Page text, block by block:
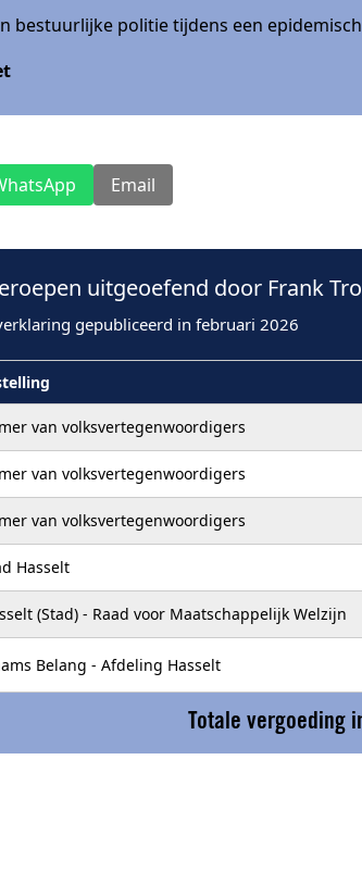
bestuurlijke politie tijdens een
Email
uitgeoefend door Frank
gepubliceerd in februari 2026
van volksvertegenwoordigers
van volksvertegenwoordigers
van volksvertegenwoordigers
Hasselt
(Stad) - Raad voor Maatschappelijk Welzijn
Belang - Afdeling Hasselt
Totale vergoeding